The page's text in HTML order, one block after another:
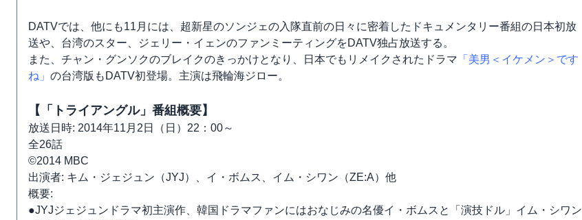
DATVでは、他にも11月には、超新星のソンジェの入隊直前の日々に密着したドキュメンタリー番組の日本初放
送や、台湾のスター、ジェリー・イェンのファンミーティングをDATV独占放送する。
また、チャン・グンソクのブレイクのきっかけとなり、日本でもリメイクされたドラマ 「美男＜イケメン＞です
ね」 の台湾版もDATV初登場。主演は飛輪海ジロー。
【「トライアングル」番組概要】
放送日時: 2014年11月2日（日）22：00～
全26話
©2014 MBC
出演者: キム・ジェジュン（JYJ）、イ・ボムス、イム・シワン（ZE:A）他
概要:
●JYJジェジュンドラマ初主演作、韓国ドラマファンにはおなじみの名優イ・ボムスと「演技ドル」イム・シワン